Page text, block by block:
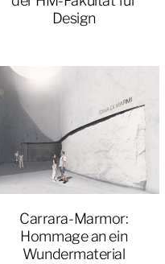
Design
Carrara-Marmor:
Hommage an ein
Wundermaterial